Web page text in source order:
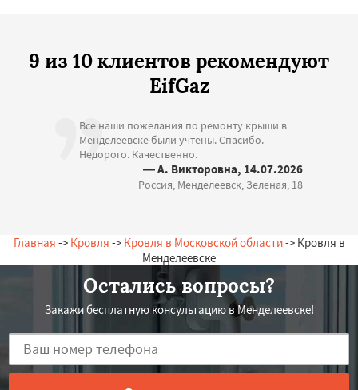
9 из 10 клиентов рекомендуют
EifGaz
Все наши пожелания по ремонту крыши в
Менделеевске были учтены. Спасибо.
Недорого. Качественно.
— А. Викторовна, 14.07.2026
Россия, Менделеевск, Зеленая, 18
Главная -> Кровля -> Кровля в Московской области-> Кровля в
Менделеевске
Остались вопросы?
Закажи бесплатную консультацию в Менделеевске!